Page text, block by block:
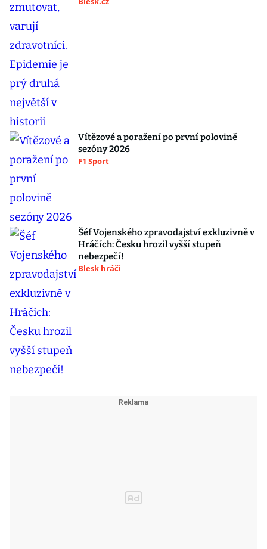
Vítězové a poražení po první polovině
sezóny 2026
F1 Sport
Šéf Vojenského zpravodajství exkluzivně v
Hráčích: Česku hrozil vyšší stupeň
nebezpečí!
Blesk hráči